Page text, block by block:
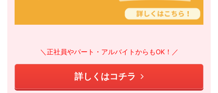
＼正社員やパート・アルバイトからもOK！／
詳しくはコチラ